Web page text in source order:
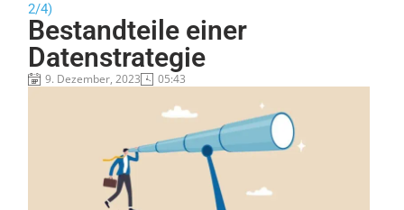
2/4)
Bestandteile einer
Datenstrategie
9. Dezember, 2023 05:43